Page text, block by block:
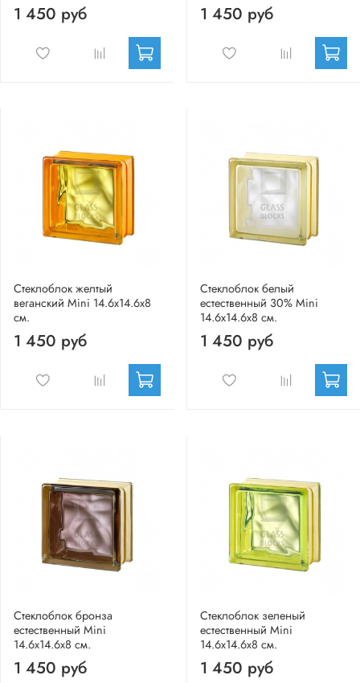
1 450 руб 1 450 руб
Стеклоблок желтый
веганский Mini 14.6x14.6x8
см.
1 450 руб
Стеклоблок белый
естественный 30% Mini
14.6x14.6x8 см.
1 450 руб
Стеклоблок бронза
естественный Mini
14.6x14.6x8 см.
1 450 руб
Стеклоблок зеленый
естественный Mini
14.6x14.6x8 см.
1 450 руб